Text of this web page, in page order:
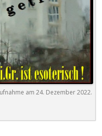
am 24. Dezember 2022.